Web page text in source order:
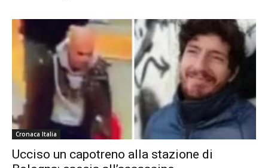
Cronaca Italia
Ucciso un capotreno alla stazione di